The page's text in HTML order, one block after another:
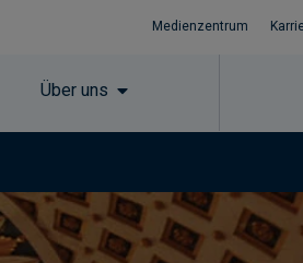
Medienzentrum
Über uns